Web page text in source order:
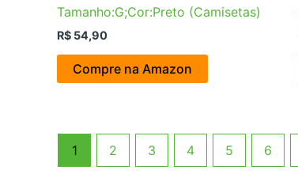
Tamanho:G;Cor:Preto (Camisetas)
R$ 54,90
Compre na Amazon
1 2 3 4 5 6